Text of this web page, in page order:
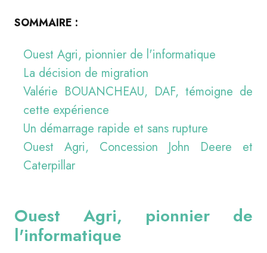
SOMMAIRE :
Ouest Agri, pionnier de l'informatique
La décision de migration
Valérie BOUANCHEAU, DAF, témoigne de
cette expérience
Un démarrage rapide et sans rupture
Ouest Agri, Concession John Deere et
Caterpillar
Ouest Agri, pionnier de
l'informatique